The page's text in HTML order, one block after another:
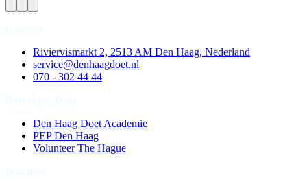
Riviervismarkt 2, 2513 AM Den Haag, Nederland
service@denhaagdoet.nl
070 - 302 44 44
Den Haag Doet Academie
PEP Den Haag
Volunteer The Hague